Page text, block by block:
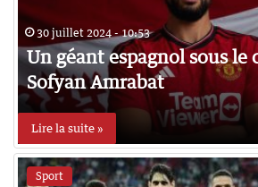
30 juillet 2024 - 10:53
Un géant espagnol sous le
Sofyan Amrabat
Lire la suite »
Sport